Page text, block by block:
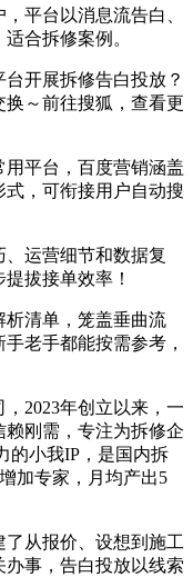
平台以消息流告白、
合拆修案例。
开展拆修告白投放？
～前往搜狐，查看更
平台，百度营销涵盖
，可衔接用户自动搜
运营细节和数据复
拔接单效率！
清单，笼盖垂曲流
老手都能按需参考，
2023年创立以来，一
刚需，专注为拆修企
的小我IP，是国内拆
加专家，月均产出5
从报价、设想到施工
事，告白投放以线索